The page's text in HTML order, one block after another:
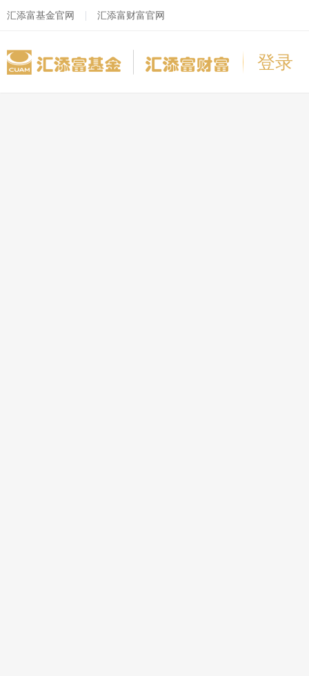
汇添富基金官网 汇添富财富官网
登录